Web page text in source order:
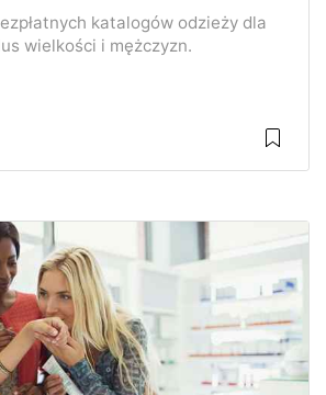
katalogów odzieży dla
wielkości i mężczyzn.